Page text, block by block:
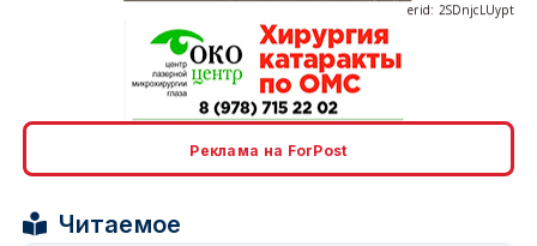
Реклама на ForPost
Читаемое